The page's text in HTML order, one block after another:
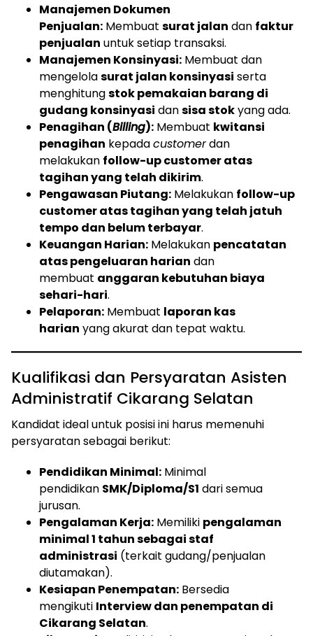
Manajemen Dokumen
Penjualan: Membuat surat jalan dan faktur
penjualan untuk setiap transaksi.
Manajemen Konsinyasi: Membuat dan
mengelolasurat jalan konsinyasi serta
menghitungstok pemakaian barang di
gudang konsinyasi dansisa stokyang ada.
Penagihan (Billing): Membuat kwitansi
penagihan kepadacustomerdan
melakukan follow-up customer atas
tagihan yang telah dikirim.
Pengawasan Piutang: Melakukan follow-up
customer atas tagihan yang telah jatuh
tempo dan belum terbayar.
Keuangan Harian: Melakukan pencatatan
atas pengeluaran harian dan
membuat anggaran kebutuhan biaya
sehari-hari.
Pelaporan: Membuat laporan kas
harian yang akurat dan tepat waktu.
Kualifikasi dan Persyaratan Asisten
Administratif Cikarang Selatan
Kandidat ideal untuk posisi ini harus memenuhi
persyaratan sebagai berikut:
Pendidikan Minimal: Minimal
pendidikan SMK/Diploma/S1 dari semua
jurusan.
Pengalaman Kerja: Memiliki pengalaman
minimal 1 tahun sebagai staf
administrasi (terkait gudang/penjualan
diutamakan).
Kesiapan Penempatan: Bersedia
mengikuti Interview dan penempatan di
Cikarang Selatan.